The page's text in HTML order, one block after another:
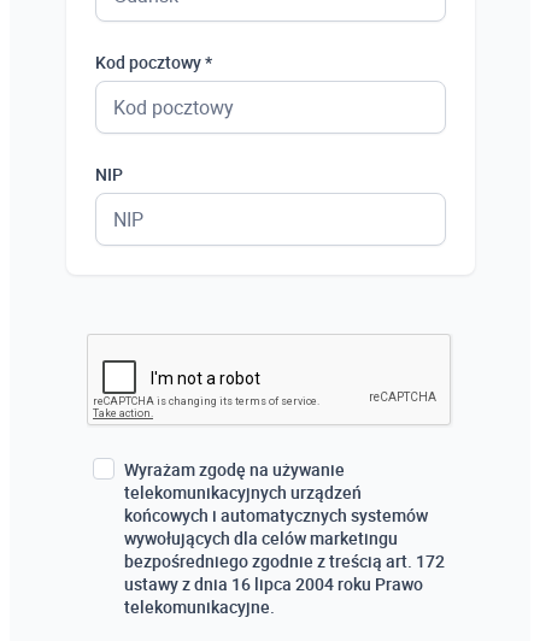
Kod pocztowy *
NIP
Wyrażam zgodę na używanie
telekomunikacyjnych urządzeń
końcowych i automatycznych systemów
wywołujących dla celów marketingu
bezpośredniego zgodnie z treścią art. 172
ustawy z dnia 16 lipca 2004 roku Prawo
telekomunikacyjne.